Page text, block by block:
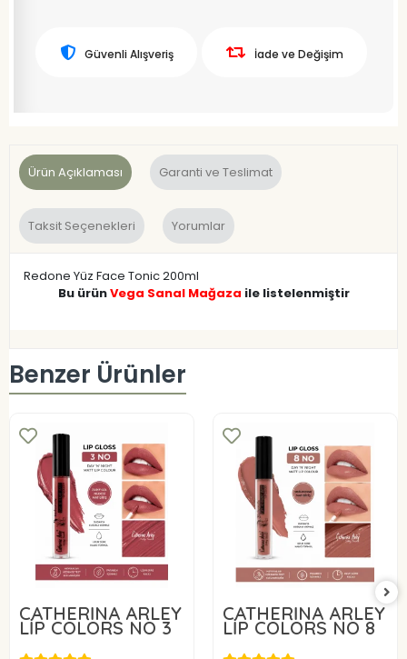
Güvenli Alışveriş İade ve Değişim
Ürün Açıklaması Garanti ve Teslimat
Taksit Seçenekleri Yorumlar
Redone Yüz Face Tonic 200ml
Bu ürünVega Sanal Mağaza ile listelenmiştir
Benzer Ürünler
CATHERİNA ARLEY
LİP COLORS NO 3
CATHERİNA ARLEY
LİP COLORS NO 8